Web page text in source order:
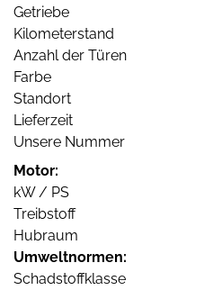
Getriebe
Kilometerstand
Anzahl der Türen
Farbe
Standort
Lieferzeit
Unsere Nummer
Motor:
kW / PS
Treibstoff
Hubraum
Umweltnormen:
Schadstoffklasse